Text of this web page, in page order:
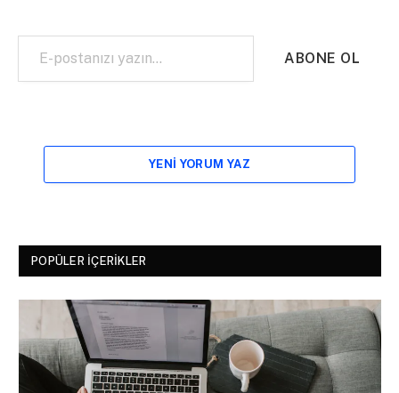
E-postanızı yazın…
ABONE OL
YENI YORUM YAZ
POPÜLER İÇERIKLER